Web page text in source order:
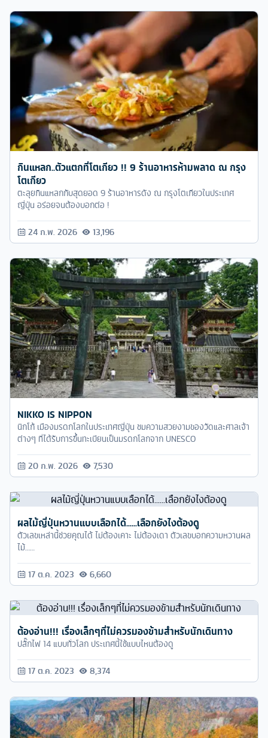
กินแหลก..ตัวแตกที่โตเกียว !! 9 ร้านอาหารห้ามพลาด ณ กรุง
โตเกียว
ตะลุยกินแหลกกับสุดยอด 9 ร้านอาหารดัง ณ กรุงโตเกียวในประเทศ
ญี่ปุ่น อร่อยจนต้องบอกต่อ !
24 ก.พ. 2026 13,196
NIKKO IS NIPPON
นิกโก้ เมืองมรดกโลกในประเทศญี่ปุ่น ชมความสวยงามของวัดและศาลเจ้า
ต่างๆ ที่ได้รับการขึ้นทะเบียนเป็นมรดกโลกจาก UNESCO
20 ก.พ. 2026 7,530
ผลไม้ญี่ปุ่นหวานแบบเลือกได้......เลือกยังไงต้องดู
ตัวเลขเหล่านี้ช่วยคุณได้ ไม่ต้องเคาะ ไม่ต้องเดา ตัวเลขบอกความหวานผล
ไม้……
17 ต.ค. 2023 6,660
ต้องอ่าน!!! เรื่องเล็กๆที่ไม่ควรมองข้ามสำหรับนักเดินทาง
ปลั๊กไฟ 14 แบบทั่วโลก ประเทศนี้ใช้แบบไหนต้องดู
17 ต.ค. 2023 8,374